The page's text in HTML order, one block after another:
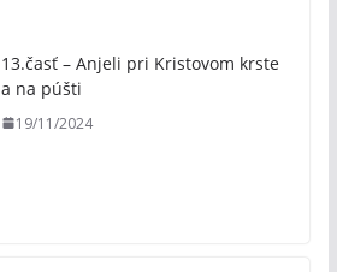
13.časť – Anjeli pri Kristovom krste
a na púšti
19/11/2024